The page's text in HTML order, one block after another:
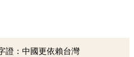
證：中國更依賴台灣